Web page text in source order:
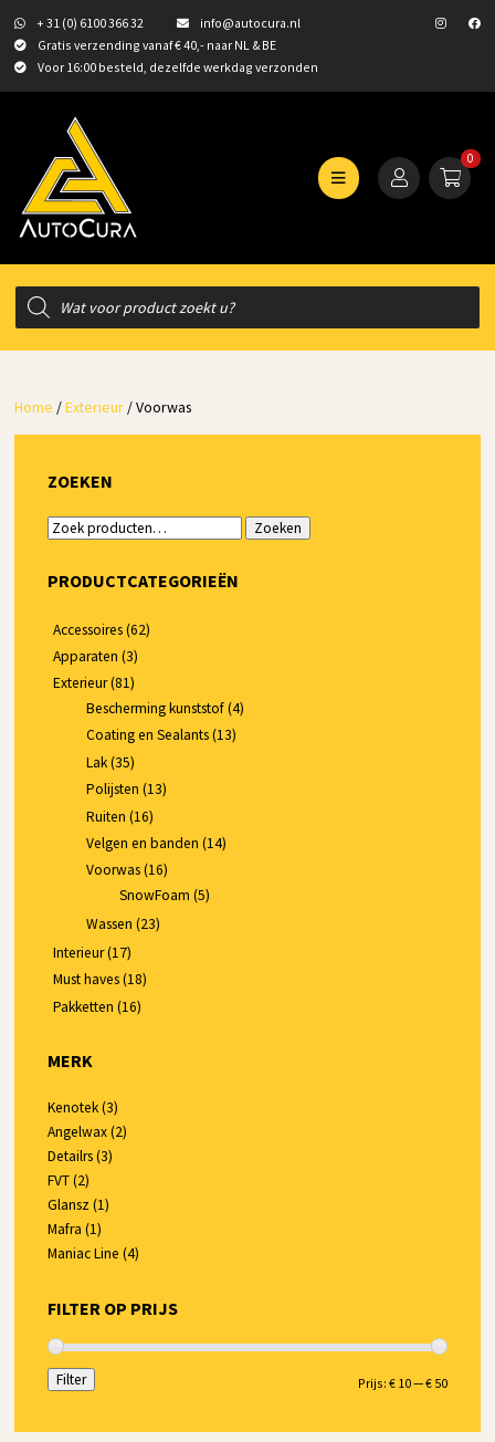
+ 31 (0) 6100 366 32
info@autocura.nl
Gratis verzending vanaf € 40,- naar NL & BE
Voor 16:00 besteld, dezelfde werkdag verzonden
0
Producten
zoeken
Home /Exterieur / Voorwas
ZOEKEN
Zoeken
Zoeken
PRODUCTCATEGORIEËN
Accessoires (62)
Apparaten (3)
Exterieur(81)
Bescherming kunststof (4)
Coating en Sealants (13)
Lak (35)
Polijsten (13)
Ruiten (16)
Velgen en banden (14)
Voorwas (16)
SnowFoam (5)
Wassen (23)
Interieur(17)
Must haves (18)
Pakketten (16)
MERK
Kenotek (3)
Angelwax (2)
Detailrs (3)
FVT (2)
Glansz (1)
Mafra (1)
Maniac Line (4)
FILTER OP PRIJS
Min.
Max.
Filter Prijs: € 10—€ 50